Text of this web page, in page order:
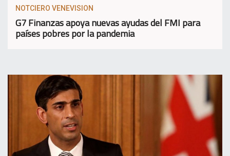
NOTCIERO VENEVISION
G7 Finanzas apoya nuevas ayudas del FMI para
países pobres por la pandemia